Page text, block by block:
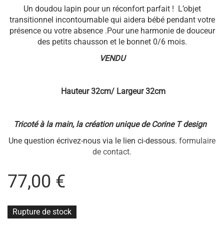
Un doudou lapin pour un réconfort parfait ! L’objet
transitionnel incontournable qui aidera bébé pendant votre
présence ou votre absence .Pour une harmonie de douceur
des petits chausson et le bonnet 0/6 mois.
VENDU
Hauteur 32cm/ Largeur 32cm
Tricoté à la main, la création unique de Corine T design
Une question écrivez-nous via le lien ci-dessous. formulaire
de contact.
77,00 €
Rupture de stock